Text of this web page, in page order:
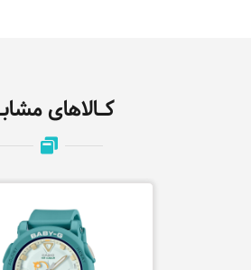
کـالاهای